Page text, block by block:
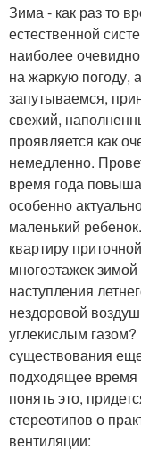
Зима - как раз то
естественной
наиболее
на жаркую погоду,
запутываемся,
свежий,
проявляется как
немедленно.
время года
особенно
маленький
квартиру
многоэтажек
наступления
нездоровой
углекислым
существования
подходящее время
понять это,
стереотипов о
вентиляции: